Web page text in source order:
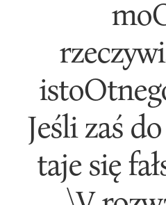
Jeśli zaś
taje się